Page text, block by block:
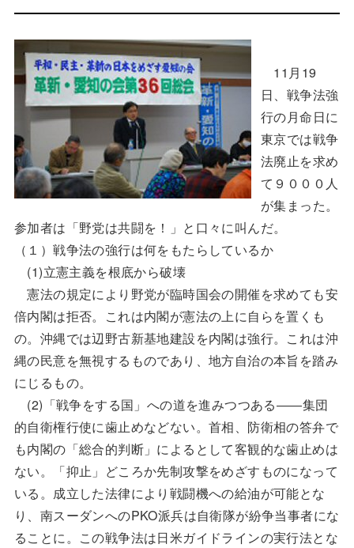
11月19
日、戦争法強
行の月命日に
東京では戦争
法廃止を求め
て９０００人
が集まった。
参加者は「野党は共闘を！」と口々に叫んだ。
（１）戦争法の強行は何をもたらしているか
(1)立憲主義を根底から破壊
憲法の規定により野党が臨時国会の開催を求めても安
倍内閣は拒否。これは内閣が憲法の上に自らを置くも
の。沖縄では辺野古新基地建設を内閣は強行。これは沖
縄の民意を無視するものであり、地方自治の本旨を踏み
にじるもの。
(2)「戦争をする国」への道を進みつつある――集団
的自衛権行使に歯止めなどない。首相、防衛相の答弁で
も内閣の「総合的判断」によるとして客観的な歯止めは
ない。「抑止」どころか先制攻撃をめざすものになって
いる。成立した法律により戦闘機への給油が可能とな
り、南スーダンへのPKO派兵は自衛隊が紛争当事者にな
ることに。この戦争法は日米ガイドラインの実行法とな